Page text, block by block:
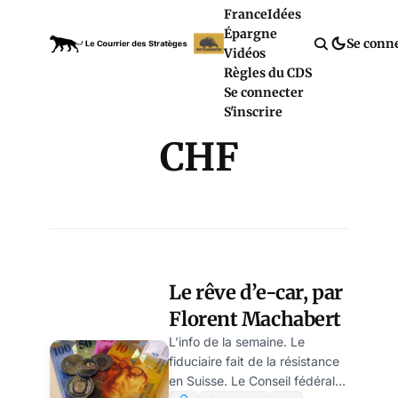
FranceIdées
Épargne
Vidéos
Règles du CDS
Se connecter
S'inscrire
Se
CHF
Le rêve d’e-car, par
Florent Machabert
L’info de la semaine. Le
fiduciaire fait de la résistance
en Suisse. Le Conseil fédéral